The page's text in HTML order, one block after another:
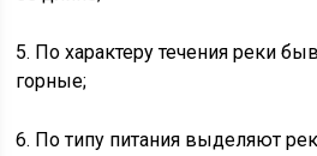
5. По характеру течения реки
горные;
6. По типу питания выделяют